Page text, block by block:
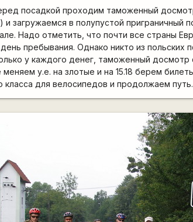
посадкой проходим таможенный
и загружаемся в полупустой приграничный
Надо отметить, что почти все страны
пребывания. Однако никто из польских
у каждого денег, таможенный досмотр
меняем у.е. на злотые и на 15.18 берем
класса для велосипедов и продолжаем путь.